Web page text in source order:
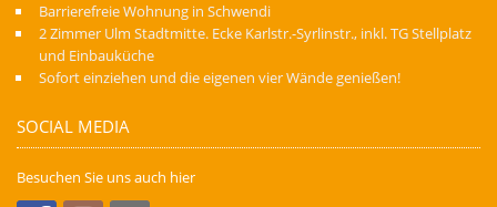
Barrierefreie Wohnung in Schwendi
2 Zimmer Ulm Stadtmitte. Ecke Karlstr.-Syrlinstr., inkl. TG Stellplatz
und Einbauküche
Sofort einziehen und die eigenen vier Wände genießen!
SOCIAL MEDIA
Besuchen Sie uns auch hier